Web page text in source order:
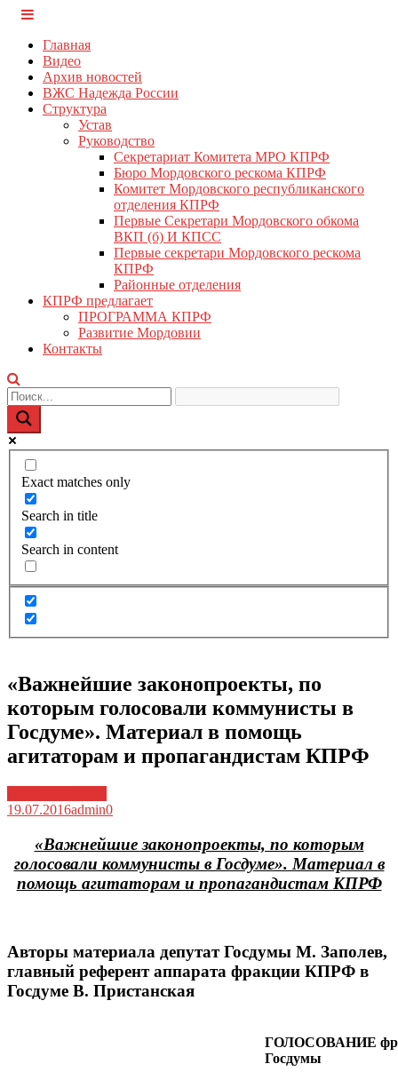
Перейти
содержимому
Главная
Видео
Архив новостей
ВЖС Надежда России
Структура
Устав
Руководство
Секретариат Комитета МРО КПРФ
Бюро Мордовского рескома КПРФ
Комитет Мордовского республиканского
отделения КПРФ
Первые Секретари Мордовского обкома
ВКП (б) И КПСС
Первые секретари Мордовского рескома
КПРФ
Районные отделения
КПРФ предлагает
ПРОГРАММА КПРФ
Развитие Мордовии
Контакты
Exact matches only
Search in title
Search in content
«Важнейшие законопроекты, по
которым голосовали коммунисты в
Госдуме». Материал в помощь
агитаторам и пропагандистам КПРФ
19.07.2016admin0
«Важнейшие законопроекты, по которым
голосовали коммунисты в Госдуме». Материал в
помощь агитаторам и пропагандистам КПРФ
Авторы материала депутат Госдумы М. Заполев,
главный референт аппарата фракции КПРФ в
Госдуме В. Пристанская
ГОЛОСОВАНИЕ
Госдумы